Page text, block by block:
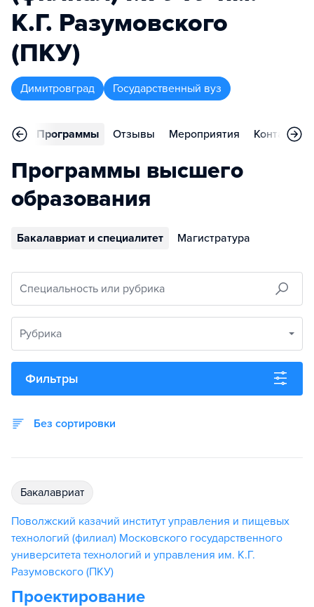
К.Г. Разумовского
(ПКУ)
Димитровград Государственный вуз
Программы Отзывы Мероприятия Контакты
Программы высшего
образования
Бакалавриат и специалитет Магистратура
Специальность или рубрика
Рубрика
Фильтры
Без сортировки
бакалавриат
Поволжский казачий институт управления и пищевых
технологий (филиал) Московского государственного
университета технологий и управления им. К.Г.
Разумовского (ПКУ)
Проектирование